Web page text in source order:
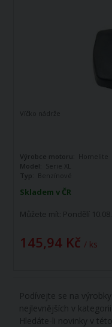
Skladem v ČR
Můžete mít: Pondělí
145,94 Kč / ks
Víčko nádrže
Výrobce motoru: Homelite
Model:
Serie XL
Typ: Benzínové
Podívejte se na
nejlevnějších v kategorii
Hledáte-li novinky v